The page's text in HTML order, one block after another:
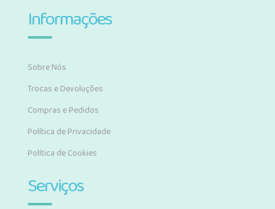
Informações
Sobre Nós
Trocas e Devoluções
Compras e Pedidos
Política de Privacidade
Política de Cookies
Serviços